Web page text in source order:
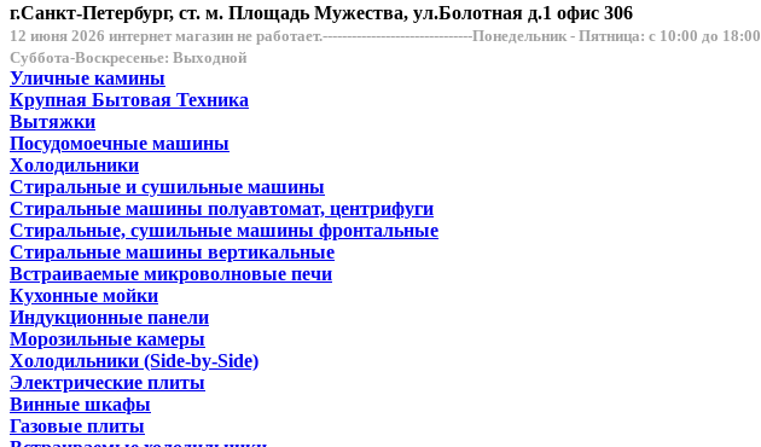
г.Санкт-Петербург, ст. м. Площадь Мужества, ул.Болотная д.1 офис 306
12 июня 2026 интернет магазин не работает.-------------------------------Понедельник - Пятница: с 10:00 до 18:00
Суббота-Воскресенье: Выходной
Уличные камины
Крупная Бытовая Техника
Вытяжки
Посудомоечные машины
Холодильники
Стиральные и сушильные машины
Стиральные машины полуавтомат, центрифуги
Стиральные, сушильные машины фронтальные
Стиральные машины вертикальные
Встраиваемые микроволновые печи
Кухонные мойки
Индукционные панели
Морозильные камеры
Холодильники (Side-by-Side)
Электрические плиты
Винные шкафы
Газовые плиты